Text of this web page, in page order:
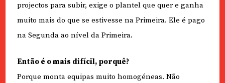
projectos para subir, exige o plantel que quer e ganha
muito mais do que se estivesse na Primeira. Ele é pago
na Segunda ao nível da Primeira.
Então é o mais difícil, porquê?
Porque monta equipas muito homogéneas. Não